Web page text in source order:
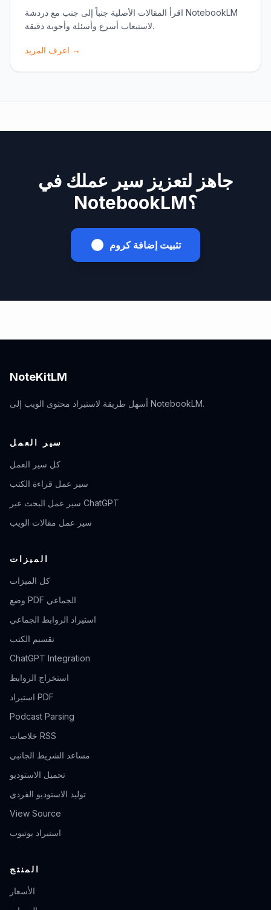
اقرأ المقالات الأصلية جنباً إلى جنب مع دردشة NotebookLM
لاستيعاب أسرع وأسئلة وأجوبة دقيقة.
اعرف المزيد →
جاهز لتعزيز سير عملك في
NotebookLM؟
تثبيت إضافة كروم
NoteKitLM
أسهل طريقة لاستيراد محتوى الويب إلى NotebookLM.
سير العمل
كل سير العمل
سير عمل قراءة الكتب
سير عمل البحث عبر ChatGPT
سير عمل مقالات الويب
الميزات
كل الميزات
وضع PDF الجماعي
استيراد الروابط الجماعي
تقسيم الكتب
ChatGPT Integration
استخراج الروابط
استيراد PDF
Podcast Parsing
خلاصات RSS
مساعد الشريط الجانبي
تحميل الاستوديو
توليد الاستوديو الفردي
View Source
استيراد يوتيوب
المنتج
الأسعار